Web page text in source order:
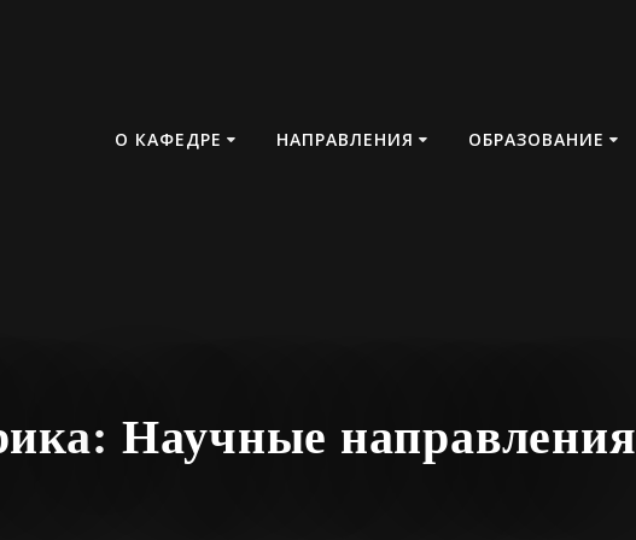
О КАФЕДРЕ НАПРАВЛЕНИЯ ОБРАЗОВАНИЕ
Научные направления